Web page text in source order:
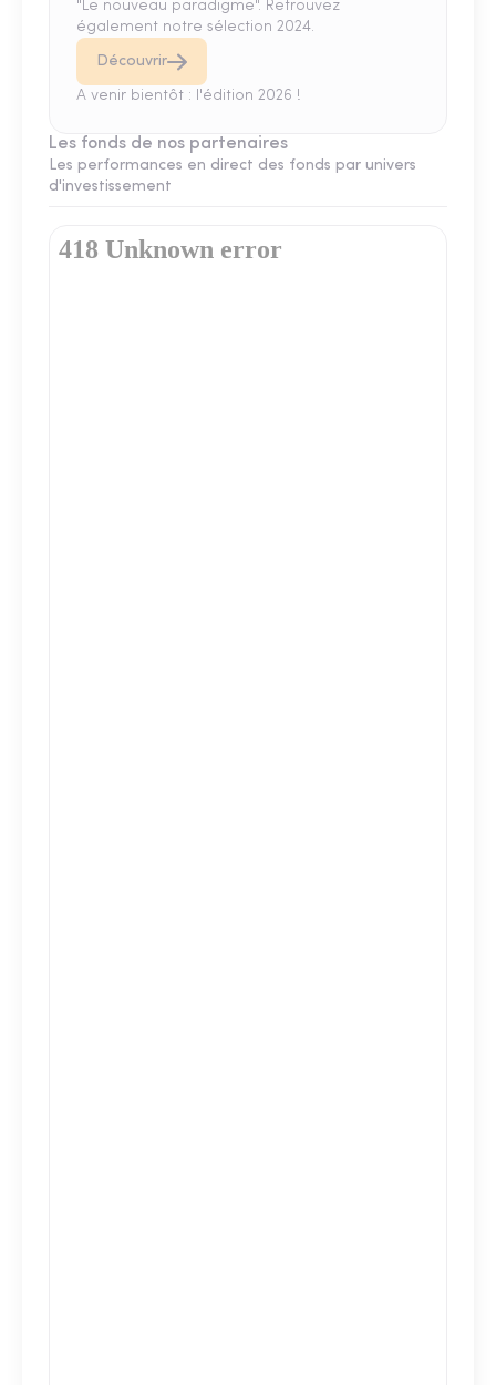
"Le nouveau paradigme". Retrouvez
également notre sélection 2024.
Découvrir
A venir bientôt : l'édition 2026 !
Les fonds de nos partenaires
Les performances en direct des fonds par univers
d'investissement